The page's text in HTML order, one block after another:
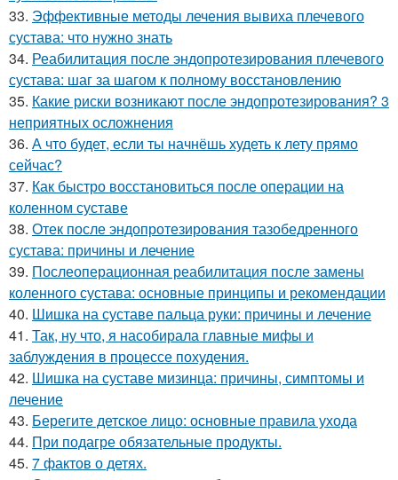
33. Эффективные методы лечения вывиха плечевого
сустава: что нужно знать
34. Реабилитация после эндопротезирования плечевого
сустава: шаг за шагом к полному восстановлению
35. Какие риски возникают после эндопротезирования? 3
неприятных осложнения
36. А что будет, если ты начнёшь худеть к лету прямо
сейчас?
37. Как быстро восстановиться после операции на
коленном суставе
38. Отек после эндопротезирования тазобедренного
сустава: причины и лечение
39. Послеоперационная реабилитация после замены
коленного сустава: основные принципы и рекомендации
40. Шишка на суставе пальца руки: причины и лечение
41. Так, ну что, я насобирала главные мифы и
заблуждения в процессе похудения.
42. Шишка на суставе мизинца: причины, симптомы и
лечение
43. Берегите детское лицо: основные правила ухода
44. При подагре обязательные продукты.
45. 7 фактов о детях.